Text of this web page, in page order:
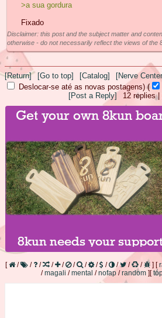
>a sua gordura
Fixado
Disclaimer: this post and the subject matter and
otherwise - do not necessarily reflect the views of the
[Return] [Go to top] [Catalog] [Nerve
Deslocar-se até as novas postagens)(
12 replies |
[Post a Reply]
[ / / / / / / / / / / / / ] [
/magali /mental /nofap /random ] [